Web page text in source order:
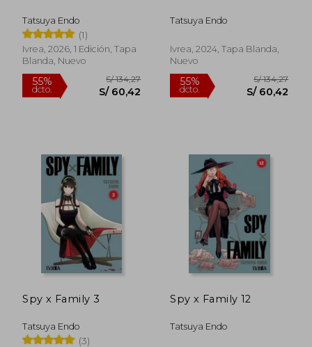
S/ 57,31
Tatsuya Endo
(1)
Ivrea, 2026, 1 Edición, Tapa
Blanda, Nuevo
Tatsuya Endo
Ivrea, 2024, Tapa Blanda,
Nuevo
Spy x Family 3
Tatsuya Endo
(3)
Spy x Family 12
Tatsuya Endo